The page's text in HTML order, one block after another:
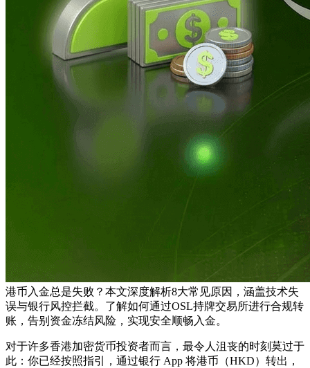
港币入金总是失败？本文深度解析8大常见原因，涵盖技术失
误与银行风控拦截。了解如何通过OSL持牌交易所进行合规转
账，告别资金冻结风险，实现安全顺畅入金。
对于许多香港加密货币投资者而言，最令人沮丧的时刻莫过于
此：你已经按照指引，通过银行 App 将港币（HKD）转出，